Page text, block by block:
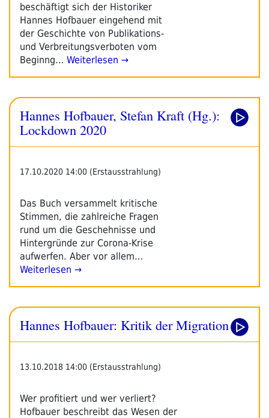
beschäftigt sich der Historiker
Hannes Hofbauer eingehend mit
der Geschichte von Publikations-
und Verbreitungsverboten vom
Beginng… Weiterlesen →
Hannes Hofbauer, Stefan Kraft (Hg.):
Lockdown 2020
17.10.2020 14:00 (Erstausstrahlung)
Das Buch versammelt kritische
Stimmen, die zahlreiche Fragen
rund um die Geschehnisse und
Hintergründe zur Corona-Krise
aufwerfen. Aber vor allem…
Weiterlesen →
Hannes Hofbauer: Kritik der Migration
13.10.2018 14:00 (Erstausstrahlung)
Wer profitiert und wer verliert?
Hofbauer beschreibt das Wesen der